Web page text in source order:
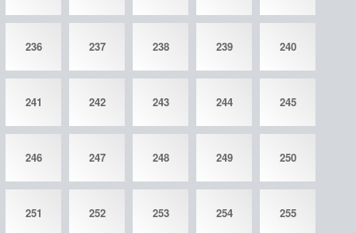
236 237 238 239 240
241 242 243 244 245
246 247 248 249 250
251 252 253 254 255